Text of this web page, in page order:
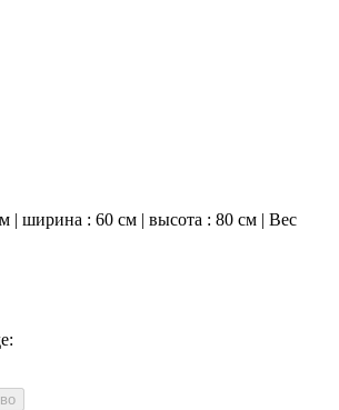
| ширина : 60 см | высота : 80 см | Вес